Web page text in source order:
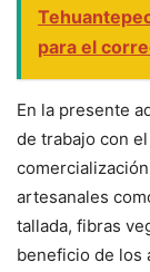
para el
En la presente
de trabajo con
artesanales
tallada, fibras
beneficio de los